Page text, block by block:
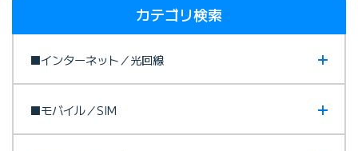
カテゴリ検索
■インターネット／光回線
■モバイル／SIM